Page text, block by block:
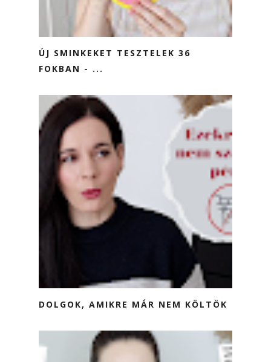
ÚJ SMINKEKET TESZTELEK 36
FOKBAN - ...
DOLGOK, AMIKRE MÁR NEM KÖLTÖK